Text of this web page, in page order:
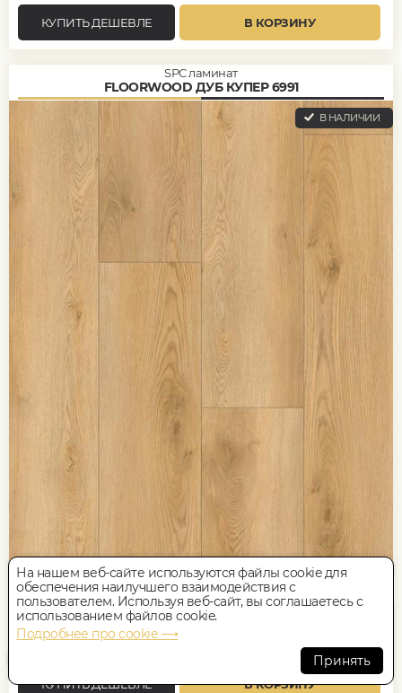
КУПИТЬ ДЕШЕВЛЕ В КОРЗИНУ
SPC ламинат
FLOORWOOD ДУБ КУПЕР 6991
В НАЛИЧИИ
228x1220, 5мм
0,5, Дуб, Однополосный, Водостойкий
2 448руб.
КУПИТЬ ДЕШЕВЛЕ В КОРЗИНУ
На нашем веб-сайте используются файлы cookie для
обеспечения наилучшего взаимодействия с
пользователем. Используя веб-сайт, вы соглашаетесь с
использованием файлов cookie.
Подробнее про cookie ⟶
Принять